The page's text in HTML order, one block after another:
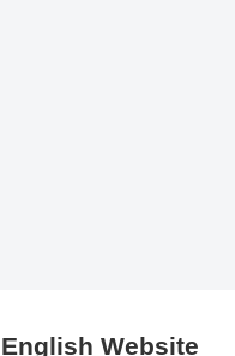
English Website